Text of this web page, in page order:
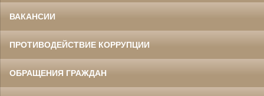
ВАКАНСИИ
ПРОТИВОДЕЙСТВИЕ КОРРУПЦИИ
ОБРАЩЕНИЯ ГРАЖДАН